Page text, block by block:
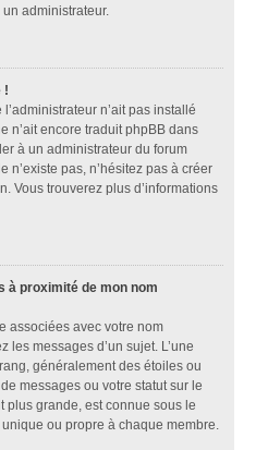
administrateur.
!
n’ait pas installé
n’ait encore traduit phpBB dans
à un administrateur du forum
n’existe pas, n’hésitez pas à créer
Vous trouverez plus d’informations
à proximité de mon nom
associées avec votre nom
les messages d’un sujet. L’une
généralement des étoiles ou
messages ou votre statut sur le
plus grande, est connue sous le
ou propre à chaque membre.